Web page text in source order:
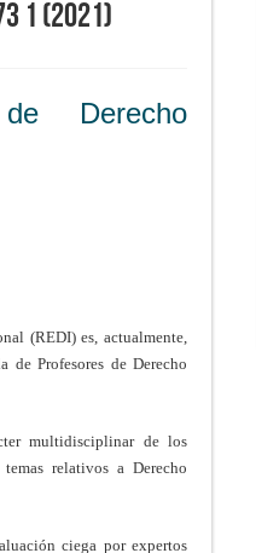
1 (2021)
Derecho
(REDI) es, actualmente,
de Profesores de Derecho
multidisciplinar de los
relativos a Derecho
ciega por expertos